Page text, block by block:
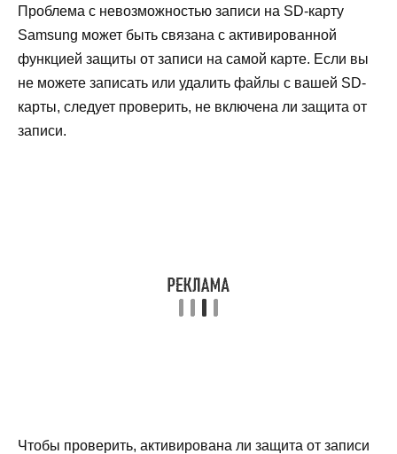
Проблема с невозможностью записи на SD-карту
Samsung может быть связана с активированной
функцией защиты от записи на самой карте. Если вы
не можете записать или удалить файлы с вашей SD-
карты, следует проверить, не включена ли защита от
записи.
Чтобы проверить, активирована ли защита от записи